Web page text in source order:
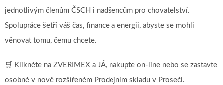
jednotlivým členům ČSCH i nadšencům pro chovatelství.
Spolupráce šetří váš čas, finance a energii, abyste se mohli
věnovat tomu, čemu chcete.
🛒 Klikněte na ZVERIMEX a JÁ, nakupte on-line nebo se zastavte
osobně v nově rozšířeném Prodejním skladu v Proseči.